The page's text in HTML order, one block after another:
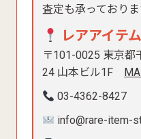
査定も承っておりま
レアアイテ
〒101-0025 東京都
24 山本ビル1F
03-4362-8427
info@rare-item-